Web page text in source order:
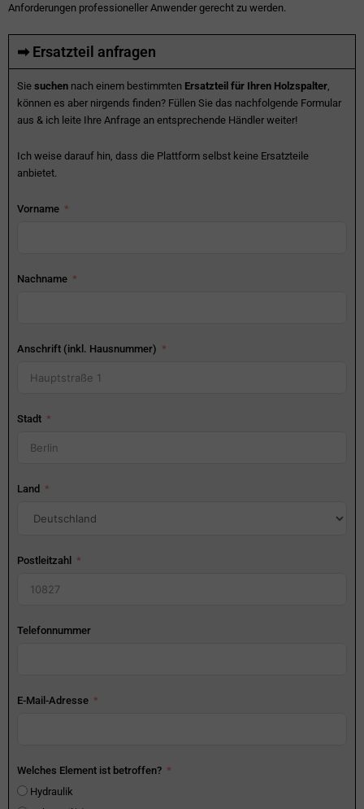
Anforderungen professioneller Anwender gerecht zu werden.
➡ Ersatzteil anfragen
Sie suchen nach einem bestimmten Ersatzteil für Ihren Holzspalter,
können es aber nirgends finden? Füllen Sie das nachfolgende Formular
aus & ich leite Ihre Anfrage an entsprechende Händler weiter!
Ich weise darauf hin, dass die Plattform selbst keine Ersatzteile
anbietet.
Vorname
Nachname
Anschrift (inkl. Hausnummer)
Stadt
Land
Postleitzahl
Telefonnummer
E-Mail-Adresse
Welches Element ist betroffen?
Hydraulik